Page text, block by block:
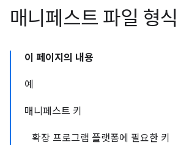
매니페스트 파일 형식
이 페이지의 내용
예
매니페스트 키
확장 프로그램 플랫폼에 필요한 키